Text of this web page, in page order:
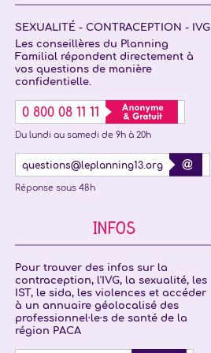
SEXUALITÉ - CONTRACEPTION - IVG
Les conseillères du Planning
Familial répondent directement à
vos questions de manière
confidentielle.
0 800 08 11 11
Du lundi au samedi de 9h à 20h
questions@leplanning13.org
Réponse sous 48h
INFOS
Pour trouver des infos sur la
contraception, l'IVG, la sexualité, les
IST, le sida, les violences et accéder
à un annuaire géolocalisé des
professionnel·le·s de santé de la
région PACA